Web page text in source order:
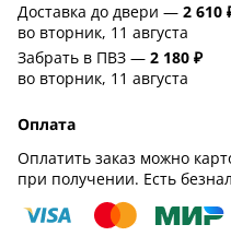
Доставка до двери — 2 610
во вторник, 11 августа
Забрать в ПВЗ — 2 180 ₽
во вторник, 11 августа
Оплата
Оплатить заказ можно
при получении. Есть